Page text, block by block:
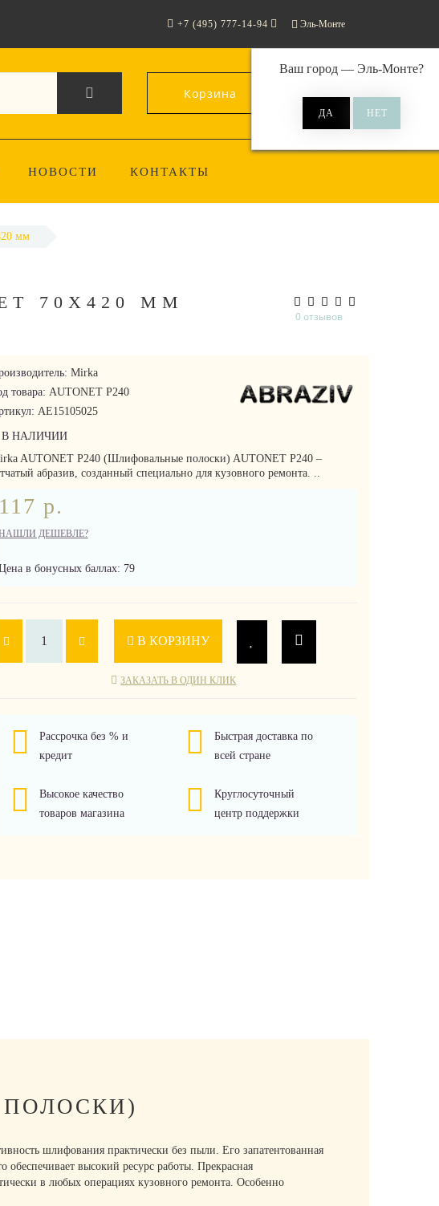
Эль-Монте
Ваш город — Эль-Монте?
+7 (495) 777-14-94
Корзина 0
НОВОСТИ КОНТАКТЫ
мм
70Х420 ММ
0 отзывов
Mirka
товара: AUTONET P240
AE15105025
В НАЛИЧИИ
AUTONET P240 (Шлифовальные полоски) AUTONET P240 –
абразив, созданный специально для кузовного ремонта. ..
117 р.
ДЕШЕВЛЕ?
в бонусных баллах: 79
В КОРЗИНУ
ЗАКАЗАТЬ В ОДИН КЛИК
Рассрочка без % и
кредит
Быстрая доставка по
всей стране
Высокое качество
товаров магазина
Круглосуточный
центр поддержки
ПОЛОСКИ)
шлифования практически без пыли. Его запатентованная
обеспечивает высокий ресурс работы. Прекрасная
в любых операциях кузовного ремонта. Особенно